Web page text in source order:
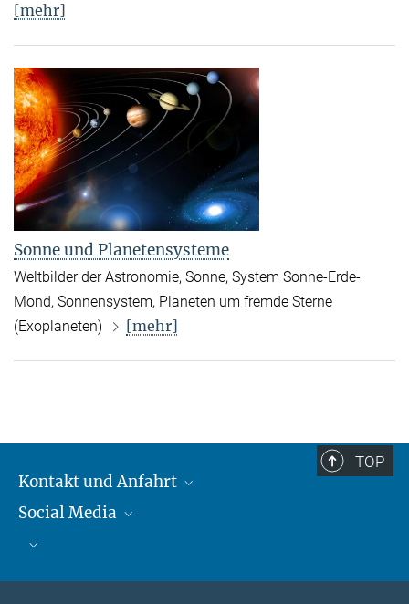
[mehr]
Sonne und Planetensysteme
Weltbilder der Astronomie, Sonne, System Sonne-Erde-
Mond, Sonnensystem, Planeten um fremde Sterne
(Exoplaneten)
[mehr]
TOP
Kontakt und Anfahrt
Kontakt und Anfahrt
Social Media
Bluesky